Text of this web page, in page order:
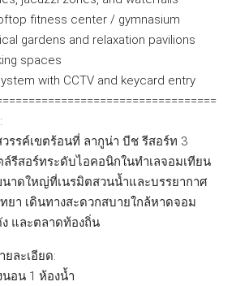
fitness center / gymnasium
gardens and relaxation pavilions
spaces
with CCTV and keycard entry
รรค์เขตร้อนที่ ลากูน่า บีช รีสอร์ท 3
รีสอร์ทระดับไอคอนิกในทำเลจอมเทียน
าดใหญ่ที่เนรมิตสวนน้ำและบรรยากาศ
ยา เดินทางสะดวกสบายใกล้หาดจอม
และตลาดท้องถิ่น
ละเอียด:
นอน 1 ห้องน้ำ